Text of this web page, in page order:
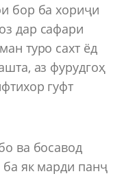
бор ба хориҷи
дар сафари
туро сахт ёд
аз фурудгоҳ
гуфт
ва босавод
ба як марди панҷ